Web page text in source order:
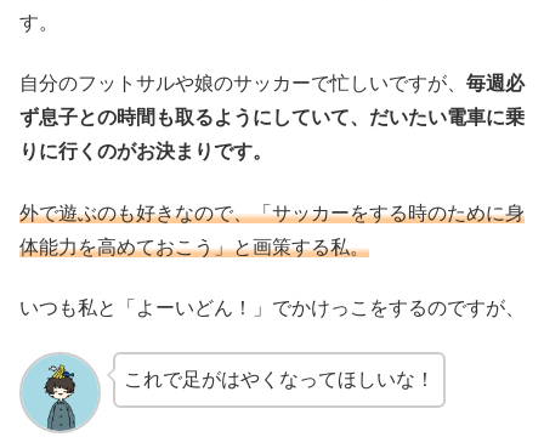
す。
自分のフットサルや娘のサッカーで忙しいですが、 毎週必
ず息子との時間も取るようにしていて、だいたい電車に乗
りに行くのがお決まりです。
外で遊ぶのも好きなので、「サッカーをする時のために身
体能力を高めておこう」と画策する私。
いつも私と「よーいどん！」でかけっこをするのですが、
これで足がはやくなってほしいな！